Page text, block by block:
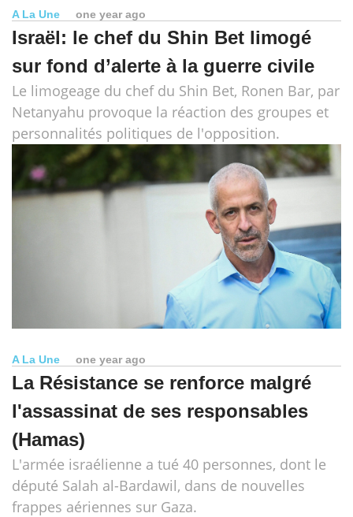
A La Une one year ago
Israël: le chef du Shin Bet limogé
sur fond d’alerte à la guerre civile
Le limogeage du chef du Shin Bet, Ronen Bar, par
Netanyahu provoque la réaction des groupes et
personnalités politiques de l'opposition.
A La Une one year ago
La Résistance se renforce malgré
l'assassinat de ses responsables
(Hamas)
L'armée israélienne a tué 40 personnes, dont le
député Salah al-Bardawil, dans de nouvelles
frappes aériennes sur Gaza.